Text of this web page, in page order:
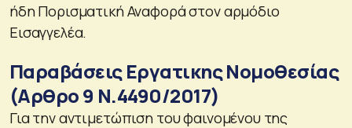
ήδη Πορισματική Αναφορά στον αρμόδιο
Εισαγγελέα.
Παραβάσεις Εργατικης Νομοθεσίας
(Αρθρο 9 Ν.4490/2017)
Για την αντιμετώπιση του φαινομένου της